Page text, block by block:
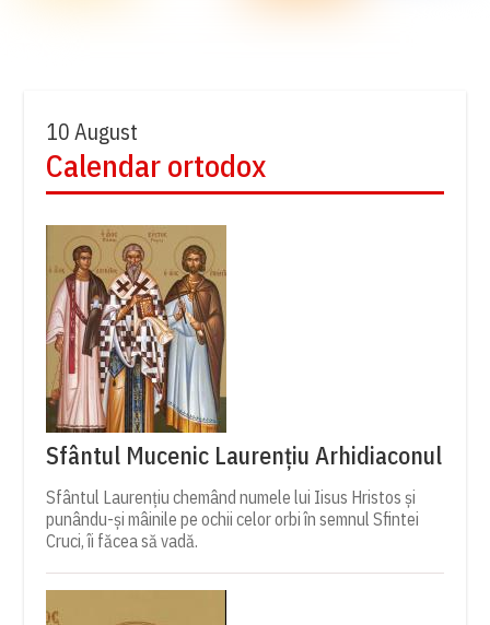
10 August
Calendar ortodox
Sfântul Mucenic Laurențiu Arhidiaconul
Sfântul Laurențiu chemând numele lui Iisus Hristos și
punându-și mâinile pe ochii celor orbi în semnul Sfintei
Cruci, îi făcea să vadă.